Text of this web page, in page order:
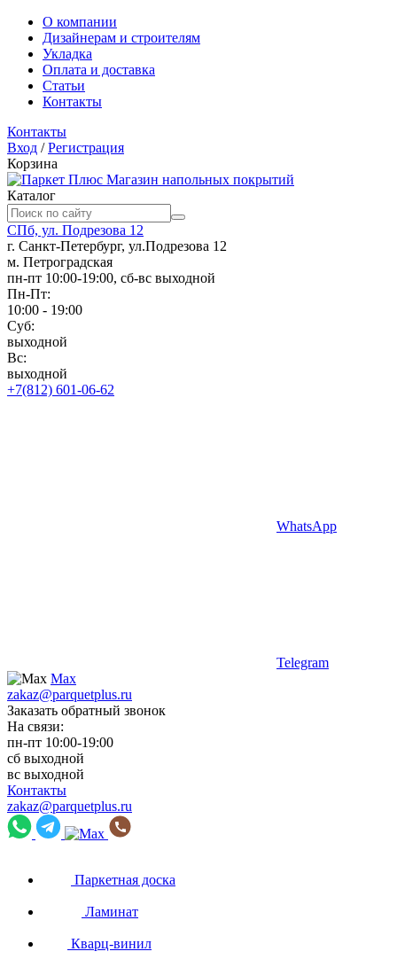
О компании
Дизайнерам и строителям
Укладка
Оплата и доставка
Статьи
Контакты
Контакты
Вход /Регистрация
Корзина
Магазин напольных покрытий
Каталог
СПб, ул. Подрезова 12
г. Санкт-Петербург, ул.Подрезова 12
м. Петроградская
пн-пт 10:00-19:00, сб-вс выходной
Пн-Пт:
10:00 - 19:00
Суб:
выходной
Вс:
выходной
+7(812) 601-06-62
WhatsApp
Telegram
Max
zakaz@parquetplus.ru
Заказать обратный звонок
На связи:
пн-пт 10:00-19:00
сб выходной
вс выходной
Контакты
zakaz@parquetplus.ru
Паркетная доска
Ламинат
Кварц-винил